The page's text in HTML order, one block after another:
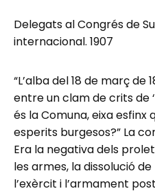
Delegats al Congrés de
internacional. 1907
“L’alba del 18 de març de
entre un clam de crits de
és la Comuna, eixa
esperits burgesos?” La
Era la negativa dels
les armes, la dissolució
l’exèrcit i l’armament